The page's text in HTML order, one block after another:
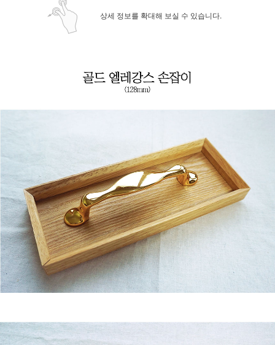
상세 정보를 확대해 보실 수 있습니다.